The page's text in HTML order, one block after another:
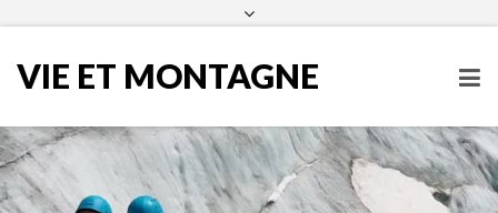
infos@vieetmontagne.org
VIE ET MONTAGNE